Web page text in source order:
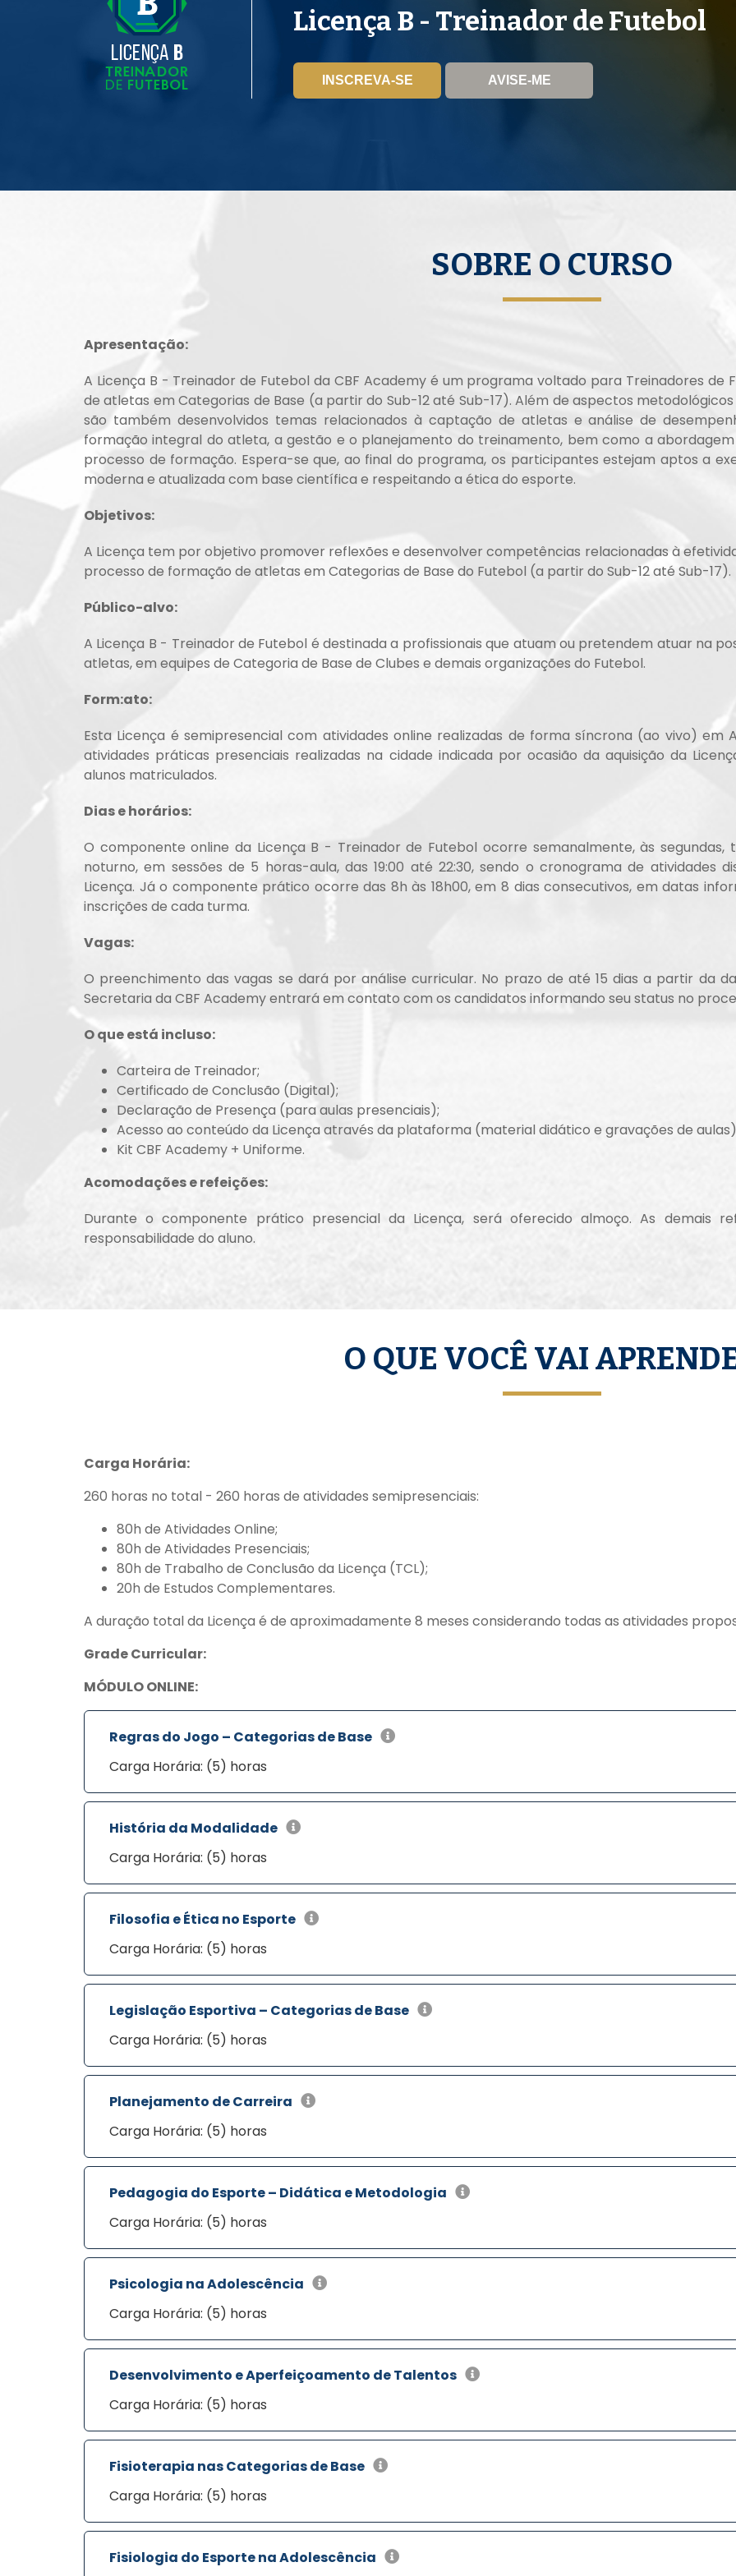
Licença B - Treinador de Futebol
INSCREVA-SE AVISE-ME
SOBRE O CURSO
Apresentação:
A Licença B - Treinador de Futebol da CBF Academy é um programa voltado para Treinadores
de atletas em Categorias de Base (a partir do Sub-12 até Sub-17). Além de aspectos
são também desenvolvidos temas relacionados à captação de atletas e análise de
formação integral do atleta, a gestão e o planejamento do treinamento, bem como a
processo de formação. Espera-se que, ao final do programa, os participantes estejam aptos a
moderna e atualizada com base científica e respeitando a ética do esporte.
Objetivos:
A Licença tem por objetivo promover reflexões e desenvolver competências relacionadas à
processo de formação de atletas em Categorias de Base do Futebol (a partir do Sub-12 até Sub-17).
Público-alvo:
A Licença B - Treinador de Futebol é destinada a profissionais que atuam ou pretendem atuar na
atletas, em equipes de Categoria de Base de Clubes e demais organizações do Futebol.
Form:ato:
Esta Licença é semipresencial com atividades online realizadas de forma síncrona (ao vivo) em
atividades práticas presenciais realizadas na cidade indicada por ocasião da aquisição da
alunos matriculados.
Dias e horários:
O componente online da Licença B - Treinador de Futebol ocorre semanalmente, às
noturno, em sessões de 5 horas-aula, das 19:00 até 22:30, sendo o cronograma de atividades
Licença. Já o componente prático ocorre das 8h às 18h00, em 8 dias consecutivos, em datas
inscrições de cada turma.
Vagas:
O preenchimento das vagas se dará por análise curricular. No prazo de até 15 dias a partir da
Secretaria da CBF Academy entrará em contato com os candidatos informando seu status no
O que está incluso:
Carteira de Treinador;
Certificado de Conclusão (Digital);
Declaração de Presença (para aulas presenciais);
Acesso ao conteúdo da Licença através da plataforma (material didático e gravações de
Kit CBF Academy + Uniforme.
Acomodações e refeições:
Durante o componente prático presencial da Licença, será oferecido almoço. As demais
responsabilidade do aluno.
O QUE VOCÊ VAI
Carga Horária:
260 horas no total - 260 horas de atividades semipresenciais:
80h de Atividades Online;
80h de Atividades Presenciais;
80h de Trabalho de Conclusão da Licença (TCL);
20h de Estudos Complementares.
A duração total da Licença é de aproximadamente 8 meses considerando todas as atividades
Grade Curricular:
MÓDULO ONLINE:
Regras do Jogo – Categorias de Base
Carga Horária: (5) horas
História da Modalidade
Carga Horária: (5) horas
Filosofia e Ética no Esporte
Carga Horária: (5) horas
Legislação Esportiva – Categorias de Base
Carga Horária: (5) horas
Planejamento de Carreira
Carga Horária: (5) horas
Pedagogia do Esporte – Didática e Metodologia
Carga Horária: (5) horas
Psicologia na Adolescência
Carga Horária: (5) horas
Desenvolvimento e Aperfeiçoamento de Talentos
Carga Horária: (5) horas
Fisioterapia nas Categorias de Base
Carga Horária: (5) horas
Fisiologia do Esporte na Adolescência